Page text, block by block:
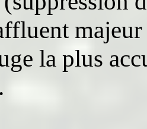
la plus